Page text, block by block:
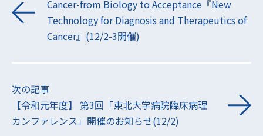
Cancer-from Biology to Acceptance『New
Technology for Diagnosis and Therapeutics of
Cancer』(12/2-3開催)
次の記事
【令和元年度】 第3回「東北大学病院臨床病理
カンファレンス」開催のお知らせ(12/2)